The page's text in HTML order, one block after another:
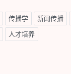
传播学 新闻传播
人才培养